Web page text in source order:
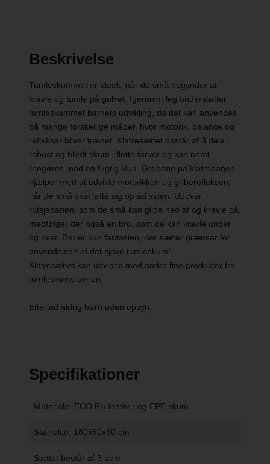
Beskrivelse
Tumleskummet er ideelt, når de små begynder at
kravle og tumle på gulvet. Igennem leg understøtter
tumleskummet barnets udvikling, da det kan anvendes
på mange forskellige måder, hvor motorik, balance og
reflekser bliver trænet. Klatresættet består af 3 dele i
robust og blødt skum i flotte farver og kan nemt
rengøres med en fugtig klud. Grebene på klatrebanen
hjælper med at udvikle motorikken og griberefleksen,
når de små skal løfte sig op ad siden. Udover
rutsjebanen, som de små kan glide ned af og kravle på,
medfølger der også en bro, som de kan kravle under
og over. Det er kun fantasien, der sætter grænser for
anvendelsen af det sjove tumleskum!
Klatresættet kan udvides med andre fine produkter fra
tumleskums serien.
Efterlad aldrig børn uden opsyn.
Specifikationer
Materiale: ECO PU leather og EPE skum
Størrelse: 180x60x60 cm
Sættet består af 3 dele